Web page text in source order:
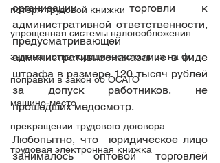
потеря трудовой книжки
упрощенная системы налогообложения
замена истца-юридического лица на ф
поправки в закон об ОСАГО
машино-место
прекращении трудового договора
трудовая электронная книжка
организации  торговли к
административной ответственности,
предусматривающей
административноенаказание в виде
штрафа в размере 120 тысяч рублей
за допуск работников, не
прошедших медосмотр.
Любопытно, что  юридическое лицо
занималось оптовой торговлей